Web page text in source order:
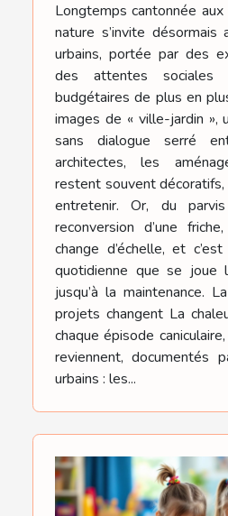
Longtemps cantonnée
nature s’invite
urbains, portée par des
des attentes sociales
budgétaires de plus en
images de « ville-jardin »,
sans dialogue serré
architectes, les
restent souvent
entretenir. Or, du
reconversion d’une
change d’échelle, et
quotidienne que se joue
jusqu’à la maintenance.
projets changent La
chaque épisode
reviennent, documentés
urbains : les...